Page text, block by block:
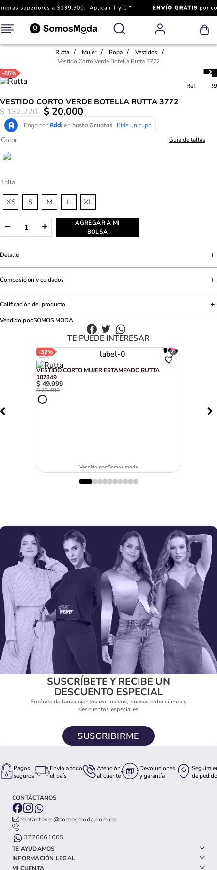
Rutta Mujer Ropa
Vestidos
Vestido Corto Verde Botella Rutta 3772
-85%
Ref.
719839
VESTIDO CORTO VERDE BOTELLA RUTTA 3772
$132.720 $ 20.000
Talla
XS S M L XL
Color Guia de tallas
AGREGAR A MI
BOLSA
Detalle
Composición y cuidados
Calificación del producto
Vendido por:SOMOS MODA
TE PUEDE INTERESAR
-32%
VESTIDO CORTO MUJER ESTAMPADO RUTTA
107349
$ 49.999
$73.499
Vendido por:Somos moda
SUSCRÍBETE Y RECIBE UN
DESCUENTO ESPECIAL
Entérate de lanzamientos exclusivos, nuevas colecciones y
descuentos especiales
SUSCRIBIRME
Pagos
seguros
Envio a todo
el país
Atención
al cliente
Devoluciones
y garantía
de pedido
CONTÁCTANOS
contactosm@somosmoda.com.co
3226061605
TE AYUDAMOS
INFORMACIÓN LEGAL
MI CUENTA